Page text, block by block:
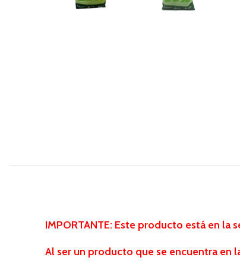
IMPORTANTE: Este producto está en
Al ser un producto que se encuentra en